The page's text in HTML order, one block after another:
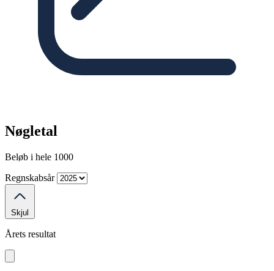
Nøgletal
Beløb i hele 1000
Regnskabsår
Skjul
Årets resultat